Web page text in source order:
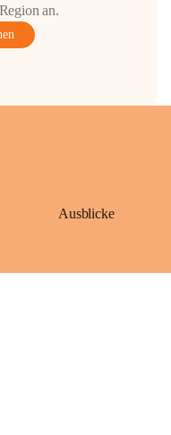
an.
Ausblicke